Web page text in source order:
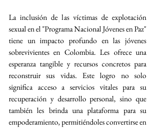
La inclusión de las víctimas de explotación
sexual en el "Programa Nacional Jóvenes en Paz"
tiene un impacto profundo en las jóvenes
sobrevivientes en Colombia. Les ofrece una
esperanza tangible y recursos concretos para
reconstruir sus vidas. Este logro no solo
significa acceso a servicios vitales para su
recuperación y desarrollo personal, sino que
también les brinda una plataforma para su
empoderamiento, permitiéndoles convertirse en